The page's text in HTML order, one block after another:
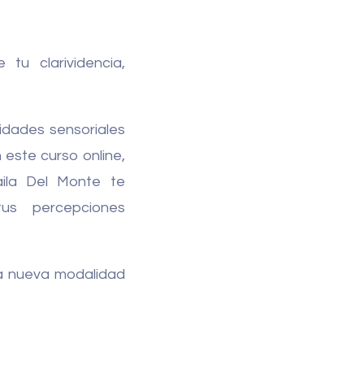
tu clarividencia,
sensoriales
curso online,
Del Monte te
percepciones
nueva modalidad